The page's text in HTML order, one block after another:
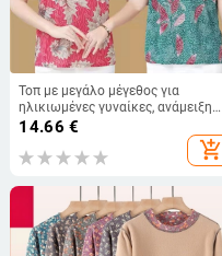
Τοπ με μεγάλο μέγεθος για
ηλικιωμένες γυναίκες, ανάμειξη
πολυεστέρα-ελαστάνης
(πολυεστέρα 30–50%, ελαστάνη
≤30%), γεωμετρικό μοτίβο,
κανονικού μήκους (50–65 cm)
14.66 €
add_shopping_cart